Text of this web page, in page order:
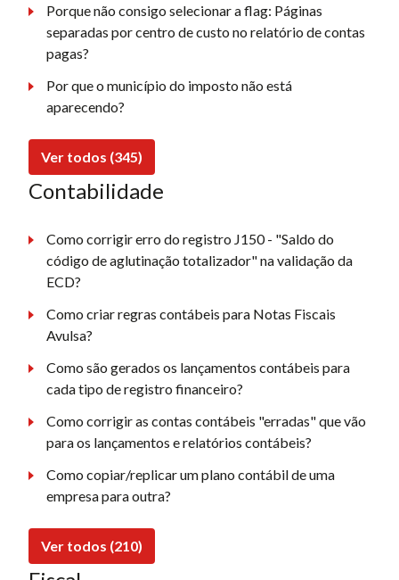
Porque não consigo selecionar a flag: Páginas
separadas por centro de custo no relatório de contas
pagas?
Por que o município do imposto não está
aparecendo?
Ver todos (345)
Contabilidade
Como corrigir erro do registro J150 - "Saldo do
código de aglutinação totalizador" na validação da
ECD?
Como criar regras contábeis para Notas Fiscais
Avulsa?
Como são gerados os lançamentos contábeis para
cada tipo de registro financeiro?
Como corrigir as contas contábeis "erradas" que vão
para os lançamentos e relatórios contábeis?
Como copiar/replicar um plano contábil de uma
empresa para outra?
Ver todos (210)